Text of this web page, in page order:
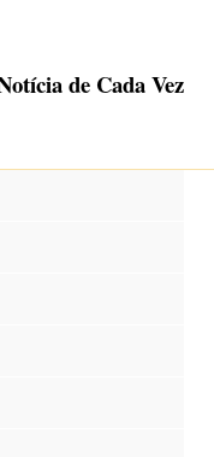
de Cada Vez